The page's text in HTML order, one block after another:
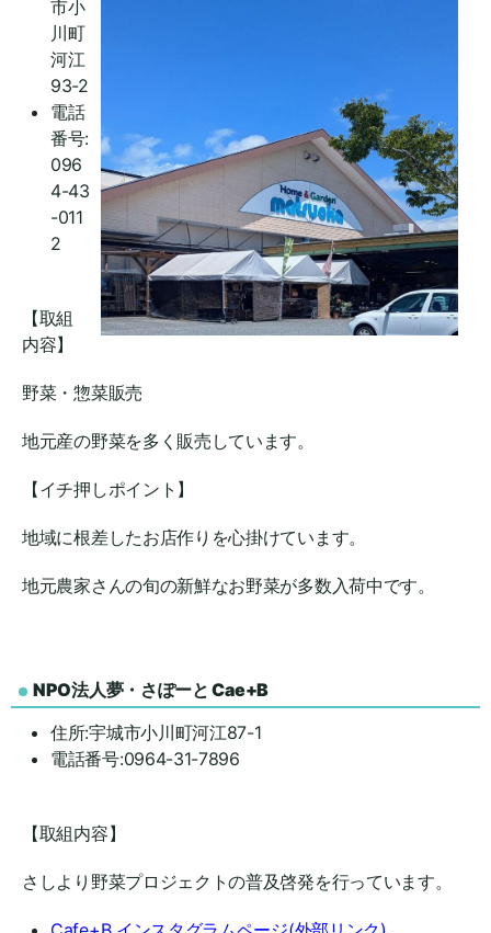
市小
川町
河江
93-2
電話
番号:
096
4-43
-011
2
【取組
内容】
野菜・惣菜販売
地元産の野菜を多く販売しています。
【イチ押しポイント】
地域に根差したお店作りを心掛けています。
地元農家さんの旬の新鮮なお野菜が多数入荷中です。
NPO法人夢・さぽーと Cae+B
住所:宇城市小川町河江87-1
電話番号:0964-31-7896
【取組内容】
さしより野菜プロジェクトの普及啓発を行っています。